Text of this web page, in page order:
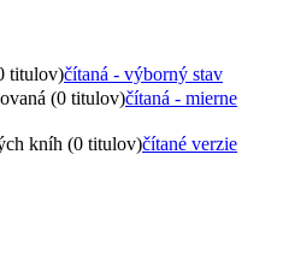
titulov)čítaná - výborný stav
(0 titulov)čítaná - mierne
kníh (0 titulov)čítané verzie